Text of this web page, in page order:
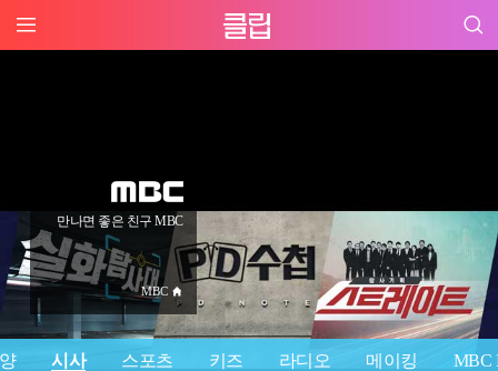
만나면 좋은 친구 MBC
MBC
시사 스포츠 키즈 라디오 메이킹 MBC